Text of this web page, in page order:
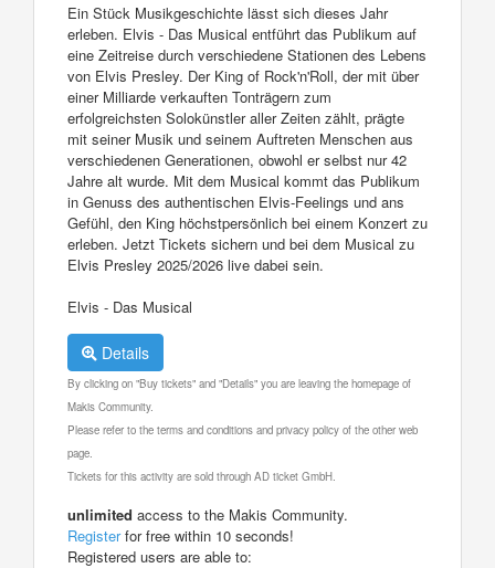
Ein Stück Musikgeschichte lässt sich dieses Jahr
erleben. Elvis - Das Musical entführt das Publikum auf
eine Zeitreise durch verschiedene Stationen des Lebens
von Elvis Presley. Der King of Rock'n'Roll, der mit über
einer Milliarde verkauften Tonträgern zum
erfolgreichsten Solokünstler aller Zeiten zählt, prägte
mit seiner Musik und seinem Auftreten Menschen aus
verschiedenen Generationen, obwohl er selbst nur 42
Jahre alt wurde. Mit dem Musical kommt das Publikum
in Genuss des authentischen Elvis-Feelings und ans
Gefühl, den King höchstpersönlich bei einem Konzert zu
erleben. Jetzt Tickets sichern und bei dem Musical zu
Elvis Presley 2025/2026 live dabei sein.
Elvis - Das Musical
Details
By clicking on "Buy tickets" and "Details" you are leaving the homepage of
Makis Community.
Please refer to the terms and conditions and privacy policy of the other web
page.
Tickets for this activity are sold through AD ticket GmbH.
unlimited access to the Makis Community.
Registerfor free within 10 seconds!
Registered users are able to: